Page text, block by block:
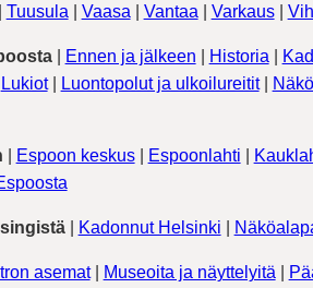
Tuusula Vaasa Vantaa Varkaus|
| Ennen ja jälkeen Historia
Lukiot| Luontopolut ja ulkoilureitit|
Espoon keskus| Espoonlahti
| Kadonnut Helsinki
asemat| Museoita ja näyttelyitä